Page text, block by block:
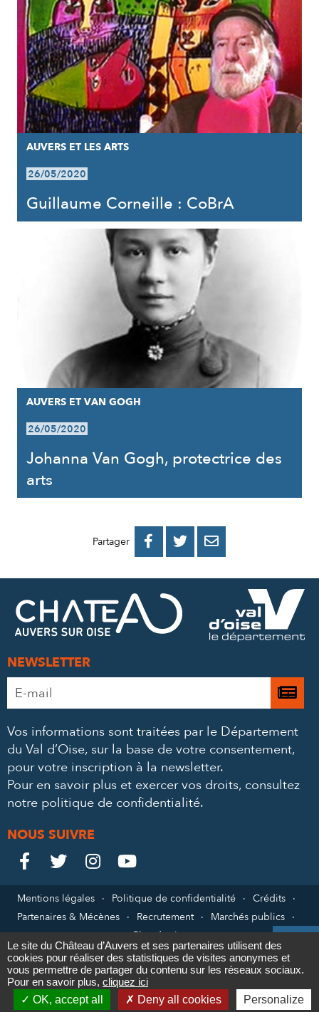
Contact

Newsletter
AUVERS ET LES ARTS
26/05/2020
Guillaume Corneille : CoBrA
AUVERS ET VAN GOGH
26/05/2020
Johanna Van Gogh, protectrice des
arts
Partager 
PARTAGER
FACEBOOK
PARTAGER
PARTAGER
MAIL
NEWSLETTER
Adresse
e-
*
Je
à
Vos informations sont traitées par le Département
du Val d’Oise, sur la base de votre consentement,
pour votre inscription à la newsletter.
Pour en savoir plus et exercer vos droits, consultez
notre politique de confidentialité.
NOUS SUIVRE
Le
Château
sur
Facebook

Le
Château
sur
Twitter

Le
Château
sur
Instagram

Le
Château
sur
YouTube

Mentions légales Politique de confidentialité
Crédits
Partenaires & Mécènes
Recrutement
Marchés publics
Plan du site
Le site du Château d’Auvers et ses partenaires utilisent des
cookies pour réaliser des statistiques de visites anonymes et
vous permettre de partager du contenu sur les réseaux sociaux.
Pour en savoir plus, cliquez ici
OK, accept all
Deny all cookies Personalize